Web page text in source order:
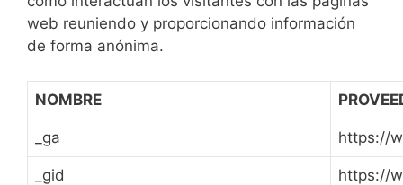
web reuniendo y proporcionando información
de forma anónima.
NOMBRE
_ga https://
_gid https://